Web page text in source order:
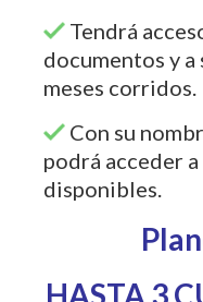
Tendrá
documentos y
meses corridos.
Con su
podrá acceder
disponibles.
HASTA 3